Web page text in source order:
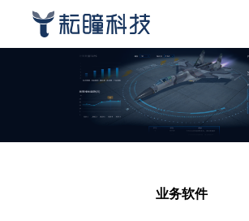
业务软件